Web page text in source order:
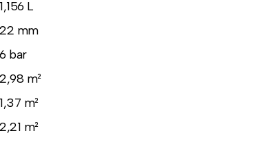
1,156 L
22 mm
6 bar
2,98 m²
1,37 m²
2,21 m²